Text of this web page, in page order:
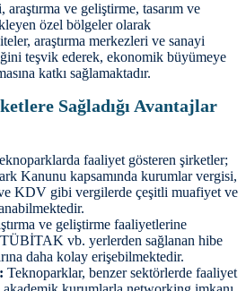
ve geliştirme, tasarım ve
özel bölgeler olarak
araştırma merkezleri ve sanayi
teşvik ederek, ekonomik büyümeye
katkı sağlamaktadır.
Sağladığı Avantajlar
faaliyet gösteren şirketler;
Kanunu kapsamında kurumlar vergisi,
KDV gibi vergilerde çeşitli muafiyet ve
ve geliştirme faaliyetlerine
vb. yerlerden sağlanan hibe
daha kolay erişebilmektedir.
Teknoparklar, benzer sektörlerde faaliyet